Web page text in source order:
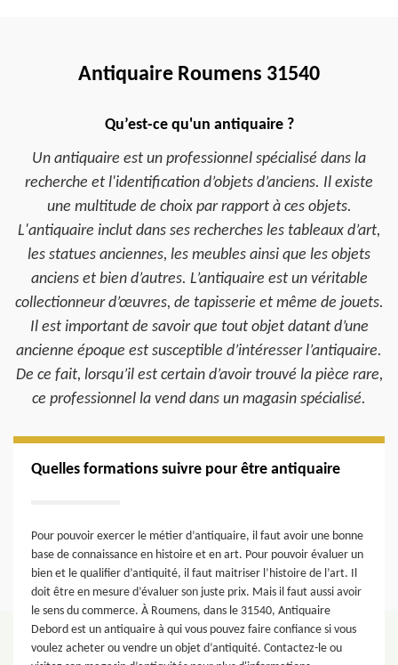
Antiquaire Roumens 31540
Qu’est-ce qu'un antiquaire ?
Un antiquaire est un professionnel spécialisé dans la
recherche et l'identification d’objets d’anciens. Il existe
une multitude de choix par rapport à ces objets.
L'antiquaire inclut dans ses recherches les tableaux d’art,
les statues anciennes, les meubles ainsi que les objets
anciens et bien d’autres. L’antiquaire est un véritable
collectionneur d’œuvres, de tapisserie et même de jouets.
Il est important de savoir que tout objet datant d’une
ancienne époque est susceptible d’intéresser l’antiquaire.
De ce fait, lorsqu’il est certain d’avoir trouvé la pièce rare,
ce professionnel la vend dans un magasin spécialisé.
Quelles formations suivre pour être antiquaire
Pour pouvoir exercer le métier d’antiquaire, il faut avoir une bonne
base de connaissance en histoire et en art. Pour pouvoir évaluer un
bien et le qualifier d’antiquité, il faut maitriser l’histoire de l’art. Il
doit être en mesure d’évaluer son juste prix. Mais il faut aussi avoir
le sens du commerce. À Roumens, dans le 31540, Antiquaire
Debord est un antiquaire à qui vous pouvez faire confiance si vous
voulez acheter ou vendre un objet d’antiquité. Contactez-le ou